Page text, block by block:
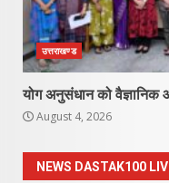
उत्तराखण्ड
योग अनुसंधान को
August 4, 2026
NEWS DASTAK100